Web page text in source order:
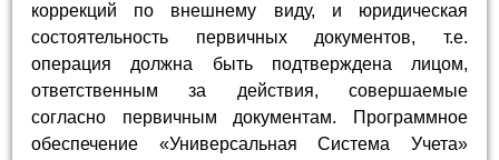
коррекций по внешнему виду, и юридическая
состоятельность первичных документов, т.е.
операция должна быть подтверждена лицом,
ответственным за действия, совершаемые
согласно первичным документам. Программное
обеспечение «Универсальная Система Учета»